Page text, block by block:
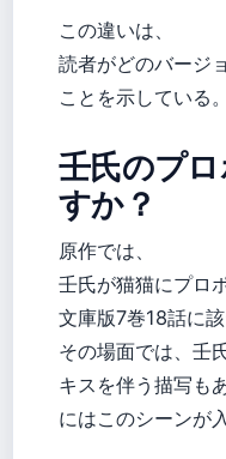
この違いは、
読者がどのバージ
ことを示している。
壬氏のプ
すか？
原作では、
壬氏が猫猫にプロ
文庫版7巻18話に
その場面では、壬
キスを伴う描写も
にはこのシーンが